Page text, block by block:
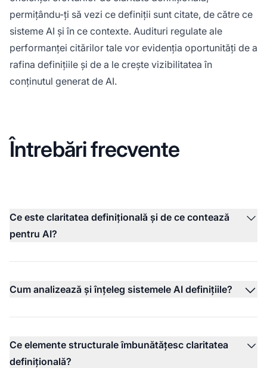
permițându-ți să vezi ce definiții sunt citate, de către ce
sisteme AI și în ce contexte. Audituri regulate ale
performanței citărilor tale vor evidenția oportunități de a
rafina definițiile și de a le crește vizibilitatea în
conținutul generat de AI.
Întrebări frecvente
Ce este claritatea definițională și de ce contează
pentru AI?
Cum analizează și înțeleg sistemele AI definițiile?
Ce elemente structurale îmbunătățesc claritatea
definițională?